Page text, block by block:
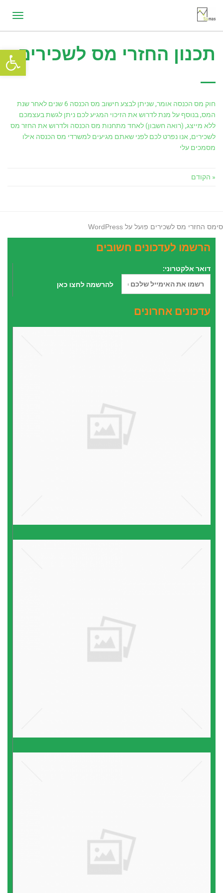
פתחתכנון החזרי מס לשכירים
חוק מס הכנסה אומר, שניתן לבצע חישוב מס הכנסה 6 שנים לאחר שנת
המס, בנוסף על מנת לדרוש את הזיכוי המגיע לכם ניתן לגשת בעצמכם
ללא מייצג, (רואה חשבון) לאחד מתחנות מס הכנסה ולדרוש את החזר מס
לשכירים, אנו נפרט לכם לפני שאתם מגיעים למשרדי מס הכנסה אילו
מסמכים עלי
« הקודם
סימס החזרי מס לשכירים פועל על WordPress
הרשמו לעדכונים חשובים
דואר אלקטרוני:
עדכונים אחרונים